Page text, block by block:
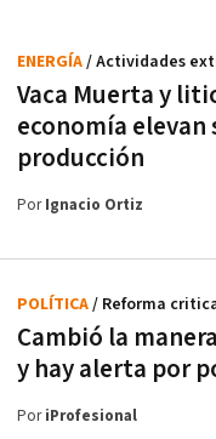
Vaca Muerta y
economía elevan
producción
ENERGÍA/ Actividades
PorIgnacio Ortiz
Cambió la
y hay alerta por
POLÍTICA/ Reforma
PoriProfesional